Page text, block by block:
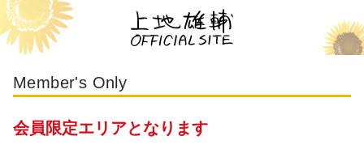
Member's Only
会員限定エリアとなります